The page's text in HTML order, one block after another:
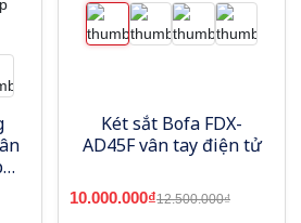
Két sắt Bofa FDX-
AD45F vân tay điện tử
10.000.000₫12.500.000₫